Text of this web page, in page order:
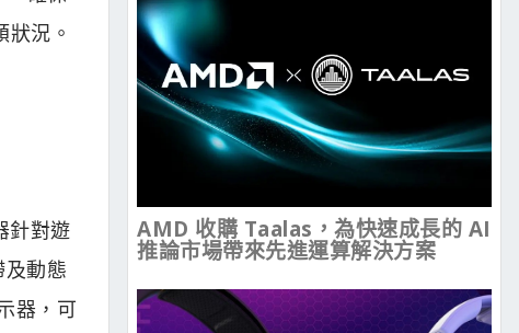
況。
針對遊
動態
器，可
AMD 收購 Taalas，為快速成長的 AI
推論市場帶來先進運算解決方案